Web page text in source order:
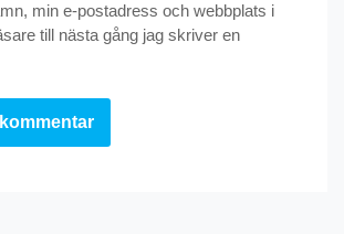
min e-postadress och webbplats i
till nästa gång jag skriver en